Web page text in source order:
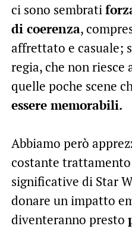
ci sono sembrati
di coerenza,
affrettato e casuale;
regia, che non riesce
quelle poche scene
essere memorabili.
Abbiamo però
costante
significative di Star
donare un impatto
diventeranno presto